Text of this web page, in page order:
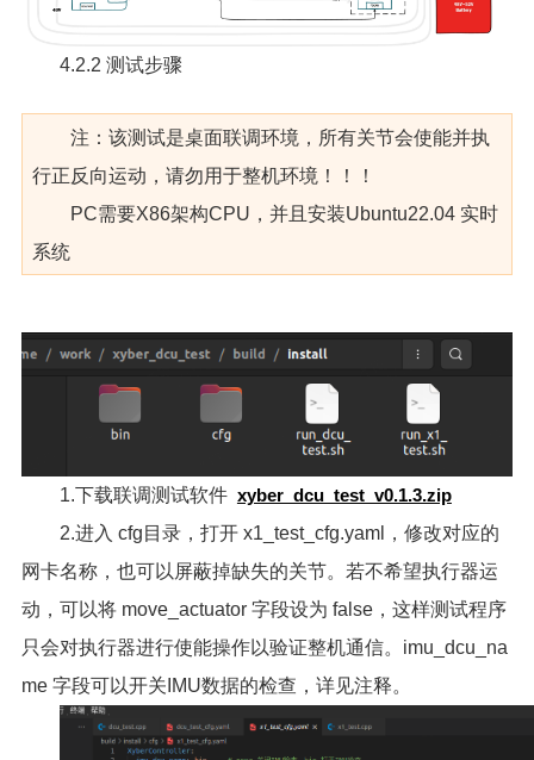
4.2.2 测试步骤
注：该测试是桌面联调环境，所有关节会使能并执
行正反向运动，请勿用于整机环境！！！
PC需要X86架构CPU，并且安装Ubuntu22.04 实时
系统
1.下载联调测试软件 xyber_dcu_test_v0.1.3.zip
2.进入 cfg目录，打开 x1_test_cfg.yaml，修改对应的
网卡名称，也可以屏蔽掉缺失的关节。若不希望执行器运
动，可以将 move_actuator 字段设为 false，这样测试程序
只会对执行器进行使能操作以验证整机通信。imu_dcu_na
me 字段可以开关IMU数据的检查，详见注释。